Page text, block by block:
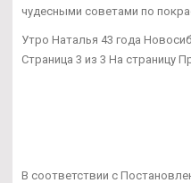
чудесными советами по
Утро Наталья 43 года
Страница 3 из 3 На страницу
В соответствии с